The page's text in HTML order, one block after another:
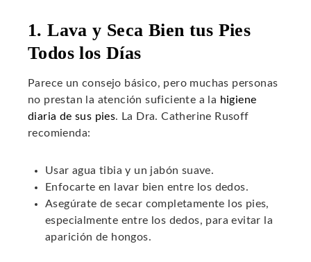
1. Lava y Seca Bien tus Pies
Todos los Días
Parece un consejo básico, pero muchas personas
no prestan la atención suficiente a la higiene
diaria de sus pies. La Dra. Catherine Rusoff
recomienda:
Usar agua tibia y un jabón suave.
Enfocarte en lavar bien entre los dedos.
Asegúrate de secar completamente los pies,
especialmente entre los dedos, para evitar la
aparición de hongos.